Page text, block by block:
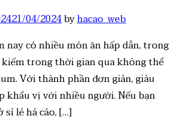
21/04/2024byhacao_web
có nhiều món ăn hấp dẫn, trong
trong thời gian qua không thể
Với thành phần đơn giản, giàu
khẩu vị với nhiều người. Nếu bạn
lẻ há cảo, […]